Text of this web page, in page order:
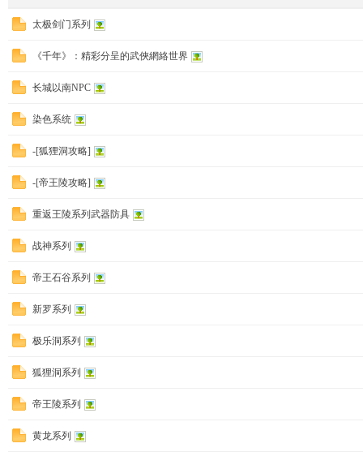
太极剑门系列
《千年》：精彩分呈的武俠網絡世界
长城以南NPC
染色系统
-[狐狸洞攻略]
-[帝王陵攻略]
重返王陵系列武器防具
战神系列
帝王石谷系列
新罗系列
极乐洞系列
狐狸洞系列
帝王陵系列
黄龙系列